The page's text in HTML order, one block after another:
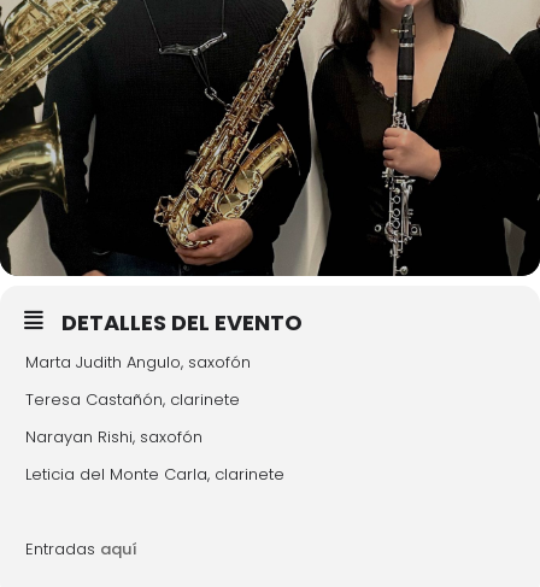
DETALLES DEL EVENTO
Marta Judith Angulo, saxofón
Teresa Castañón, clarinete
Narayan Rishi, saxofón
Leticia del Monte Carla, clarinete
Entradas aquí